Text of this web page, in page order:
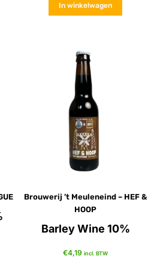
In winkelwagen
Brouwerij ’t Meuleneind – HEF &
HOOP
Barley Wine 10%
€4,19 incl. BTW